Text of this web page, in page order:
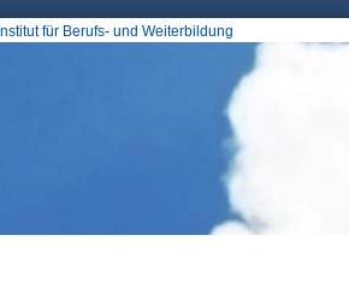
Institut für Berufs- und Weiterbildung